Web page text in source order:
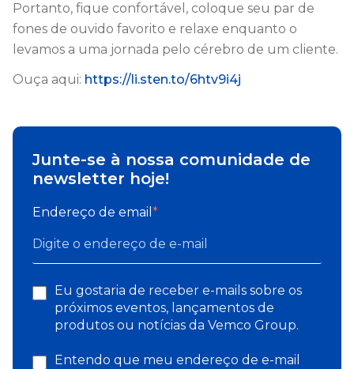
Portanto, fique confortável, coloque seu par de
fones de ouvido favorito e relaxe enquanto o
levamos a uma jornada pelo cérebro de um cliente.
Ouça aqui: https://li.sten.to/6htv9i4j
Junte-se à nossa comunidade de
newsletter hoje!
Endereço de email *
Eu gostaria de receber e-mails sobre os
próximos eventos, lançamentos de
produtos ou notícias da Vemco Group.
Entendo que meu endereço de e-mail